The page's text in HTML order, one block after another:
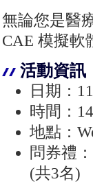
無論您是醫
CAE 模擬軟
活動資訊
日期：
時間：
地點：
問券禮
(共3名)